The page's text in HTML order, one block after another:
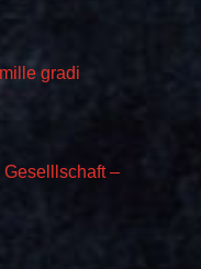
gradi
Geselllschaft –